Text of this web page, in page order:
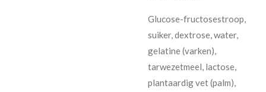
Glucose-fructosestroop,
suiker, dextrose, water,
gelatine (varken),
tarwezetmeel, lactose,
plantaardig vet (palm),